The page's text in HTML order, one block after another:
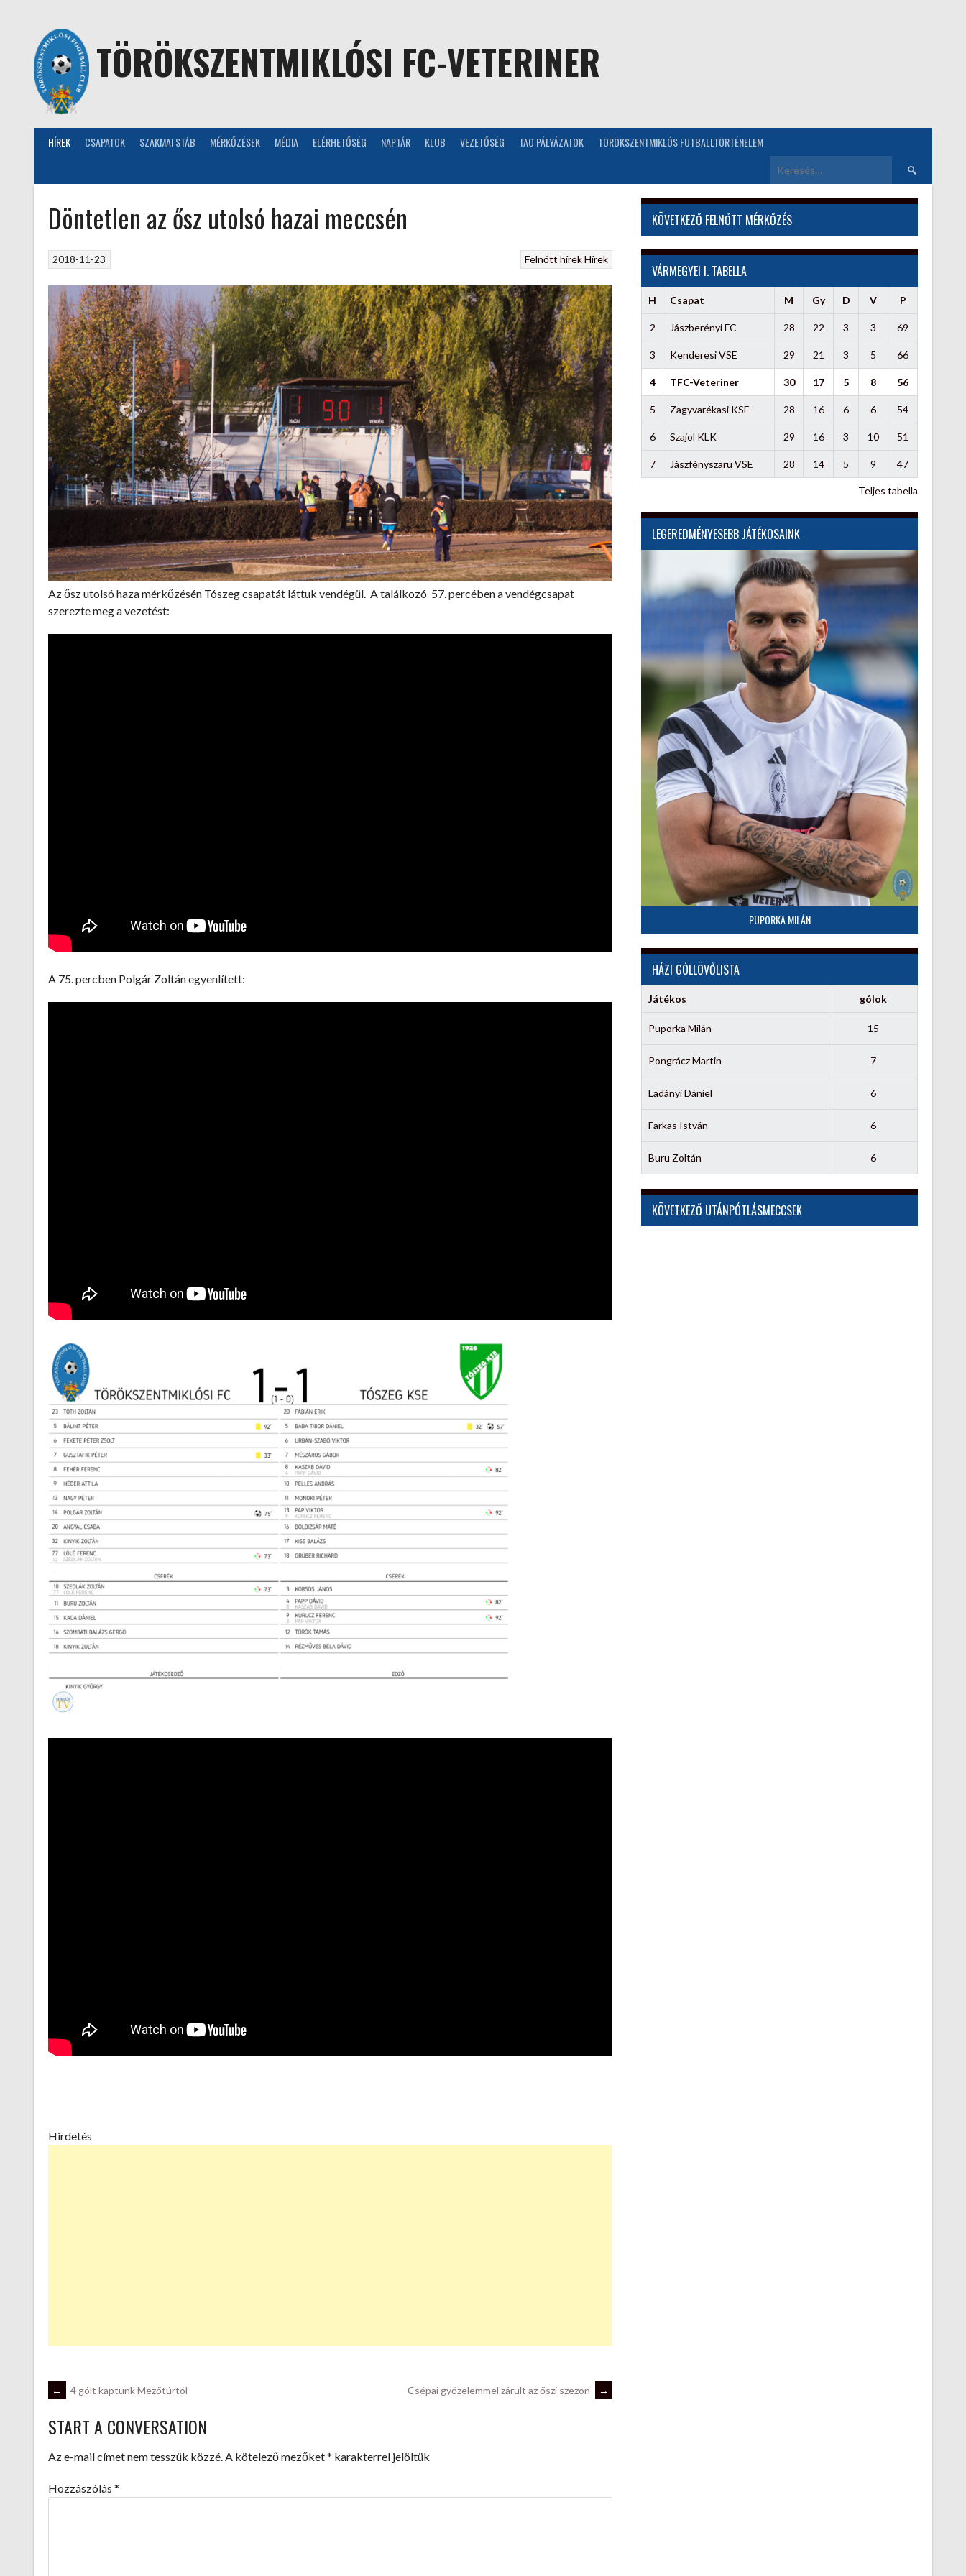
TÖRÖKSZENTMIKLÓSI FC-VETERINER
HÍREK CSAPATOK SZAKMAI STÁB MÉRKŐZÉSEK MÉDIA ELÉRHETŐSÉG NAPTÁR KLUB VEZETŐSÉG TAO PÁLYÁZATOK TÖRÖKSZENTMIKLÓS FUTBALLTÖRTÉNELEM
Keresés:
Döntetlen az ősz utolsó hazai meccsén
Felnőtt hírekHírek
2018-11-23
Az ősz utolsó haza mérkőzésén Tószeg csapatát láttuk vendégül. A találkozó 57. percében a vendégcsapat
szerezte meg a vezetést:
A 75. percben Polgár Zoltán egyenlített:
Hirdetés
POST
NAVIGATION
← 4 gólt kaptunk Mezőtúrtól Csépai győzelemmel zárult az őszi szezon →
START A CONVERSATION
Az e-mail címet nem tesszük közzé. A kötelező mezőket* karakterrel jelöltük
Hozzászólás *
KÖVETKEZŐ FELNŐTT MÉRKŐZÉS
VÁRMEGYEI I. TABELLA
H Csapat M Gy D V P
2 Jászberényi FC 28 22 3 3 69
3 Kenderesi VSE 29 21 3 5 66
4 TFC-Veteriner 30 17 5 8 56
5 Zagyvarékasi KSE 28 16 6 6 54
6 Szajol KLK 29 16 3 10 51
7 Jászfényszaru VSE 28 14 5 9 47
Teljes tabella
LEGEREDMÉNYESEBB JÁTÉKOSAINK
PUPORKA MILÁN
HÁZI GÓLLÖVŐLISTA
Játékos gólok
Puporka Milán 15
Pongrácz Martin 7
Ladányi Dániel 6
Farkas István 6
Buru Zoltán 6
KÖVETKEZŐ UTÁNPÓTLÁSMECCSEK